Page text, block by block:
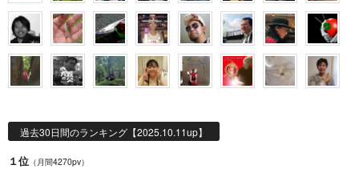
過去30日間のランキング【2025.10.11up】
１位 （月間4270pv）